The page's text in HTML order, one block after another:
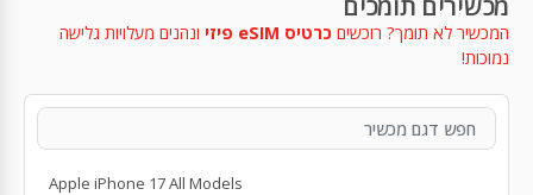
המכשיר לא תומך? רוכשים כרטיס eSIM פיזי
ונהנים מעלויות גלישה
נמוכות!
Apple iPhone 17 All Models